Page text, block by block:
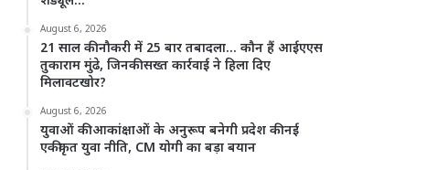
August 6, 2026
21 साल की नौकरी में 25 बार तबादला… कौन हैं आईएएस
तुकाराम मुंढे, जिनकी सख्त कार्रवाई ने हिला दिए
मिलावटखोर?
August 6, 2026
युवाओं की आकांक्षाओं के अनुरूप बनेगी प्रदेश की नई
एकीकृत युवा नीति, CM योगी का बड़ा बयान